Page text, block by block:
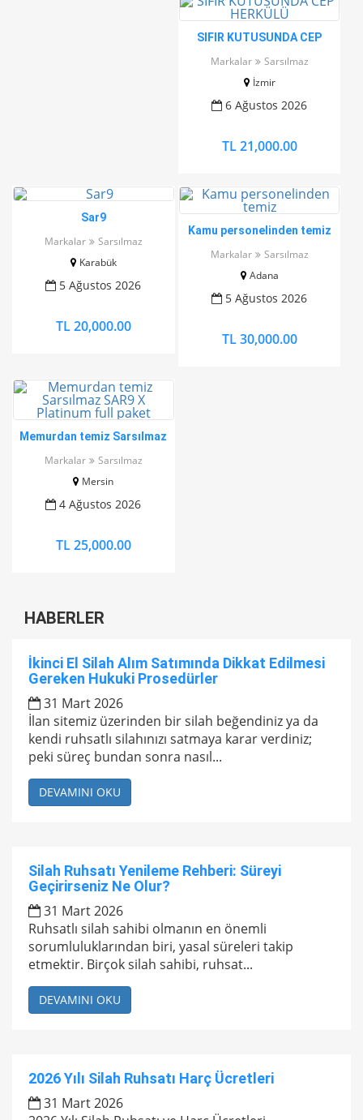
SIFIR KUTUSUNDA CEP
Markalar
Sarsılmaz
İzmir
6 Ağustos 2026
TL 21,000.00
Sar9
Markalar
Sarsılmaz
Karabük
5 Ağustos 2026
TL 20,000.00
Kamu personelinden temiz
Markalar
Sarsılmaz
Adana
5 Ağustos 2026
TL 30,000.00
Memurdan temiz Sarsılmaz
Markalar
Sarsılmaz
Mersin
4 Ağustos 2026
TL 25,000.00
HABERLER
İkinci El Silah Alım Satımında Dikkat Edilmesi
Gereken Hukuki Prosedürler
31 Mart 2026
İlan sitemiz üzerinden bir silah beğendiniz ya da
kendi ruhsatlı silahınızı satmaya karar verdiniz;
peki süreç bundan sonra nasıl...
DEVAMINI OKU
Silah Ruhsatı Yenileme Rehberi: Süreyi
Geçirirseniz Ne Olur?
31 Mart 2026
Ruhsatlı silah sahibi olmanın en önemli
sorumluluklarından biri, yasal süreleri takip
etmektir. Birçok silah sahibi, ruhsat...
DEVAMINI OKU
2026 Yılı Silah Ruhsatı Harç Ücretleri
31 Mart 2026